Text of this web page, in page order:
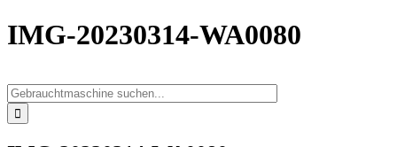
IMG-20230314-WA0080